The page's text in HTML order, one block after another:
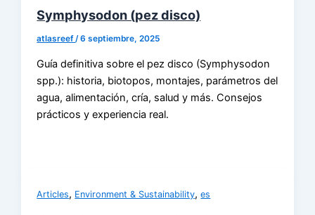
Symphysodon (pez disco)
atlasreef/6 septiembre, 2025
Guía definitiva sobre el pez disco (Symphysodon
spp.): historia, biotopos, montajes, parámetros del
agua, alimentación, cría, salud y más. Consejos
prácticos y experiencia real.
Articles, Environment & Sustainability,es